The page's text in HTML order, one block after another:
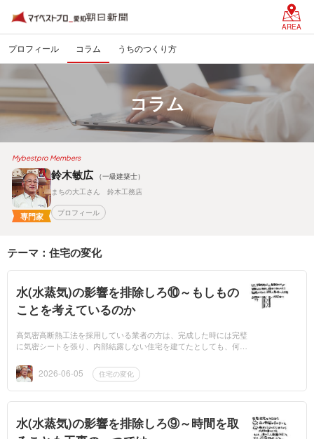
AREA
プロフィール コラム うちのつくり方
コラム
Mybestpro Members
専門家
鈴木敏広
（一級建築士）
まちの大工さん 鈴木工務店
プロフィール
テーマ：住宅の変化
水(水蒸気)の影響を排除しろ⑩～もしもの
ことを考えているのか
高気密高断熱工法を採用している業者の方は、完成した時には完璧
に気密シートを張り、内部結露しない住宅を建てたとしても、何年
防湿シートの厚...
2026-06-05 住宅の変化
水(水蒸気)の影響を排除しろ⑨～時間を取